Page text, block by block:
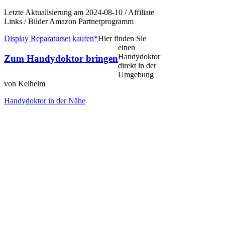
Letzte Aktualisierung am 2024-08-10 / Affiliate
Links / Bilder Amazon Partnerprogramm
Display Reparaturset kaufen*
Zum Handydoktor bringen
Hier finden Sie
einen
Handydoktor
direkt in der
Umgebung
von Kelheim
Handydoktor in der Nähe